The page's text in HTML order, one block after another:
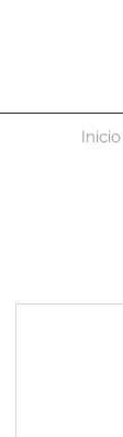
Inicio